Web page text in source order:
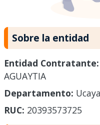
Sobre la entidad
Entidad Contratante:
AGUAYTIA
Departamento:
RUC: 20393573725